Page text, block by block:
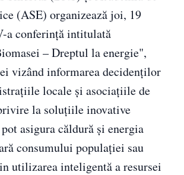
(ASE) organizează joi, 19
a conferinţă intitulată
– Dreptul la energie",
vizând informarea decidenţilor
locale şi asociaţiile de
la soluţiile inovative
asigura căldură şi energia
consumului populaţiei sau
utilizarea inteligentă a resursei